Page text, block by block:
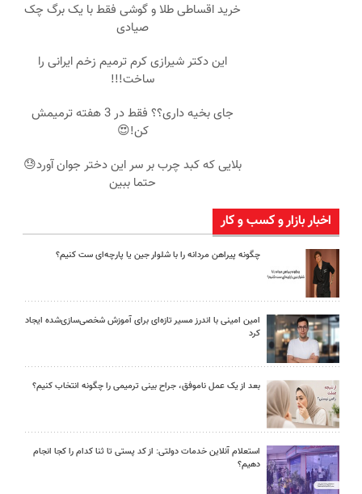
خرید اقساطی طلا و گوشی فقط با یک برگ چک
صیادی
این دکتر شیرازی کرم ترمیم زخم ایرانی را
ساخت!!!
جای بخیه داری؟؟ فقط در 3 هفته ترمیمش
کن!😍
بلایی که کبد چرب بر سر این دختر جوان آورد😓
حتما ببین
اخبار بازار و کسب و کار
چگونه پیراهن مردانه را با شلوار جین یا پارچه‌ای ست کنیم؟
امین امینی با اندرز مسیر تازه‌ای برای آموزش شخصی‌سازی‌شده ایجاد
کرد
بعد از یک عمل ناموفق، جراح بینی ترمیمی را چگونه انتخاب کنیم؟
استعلام آنلاین خدمات دولتی: از کد پستی تا ثنا کدام را کجا انجام
دهیم؟